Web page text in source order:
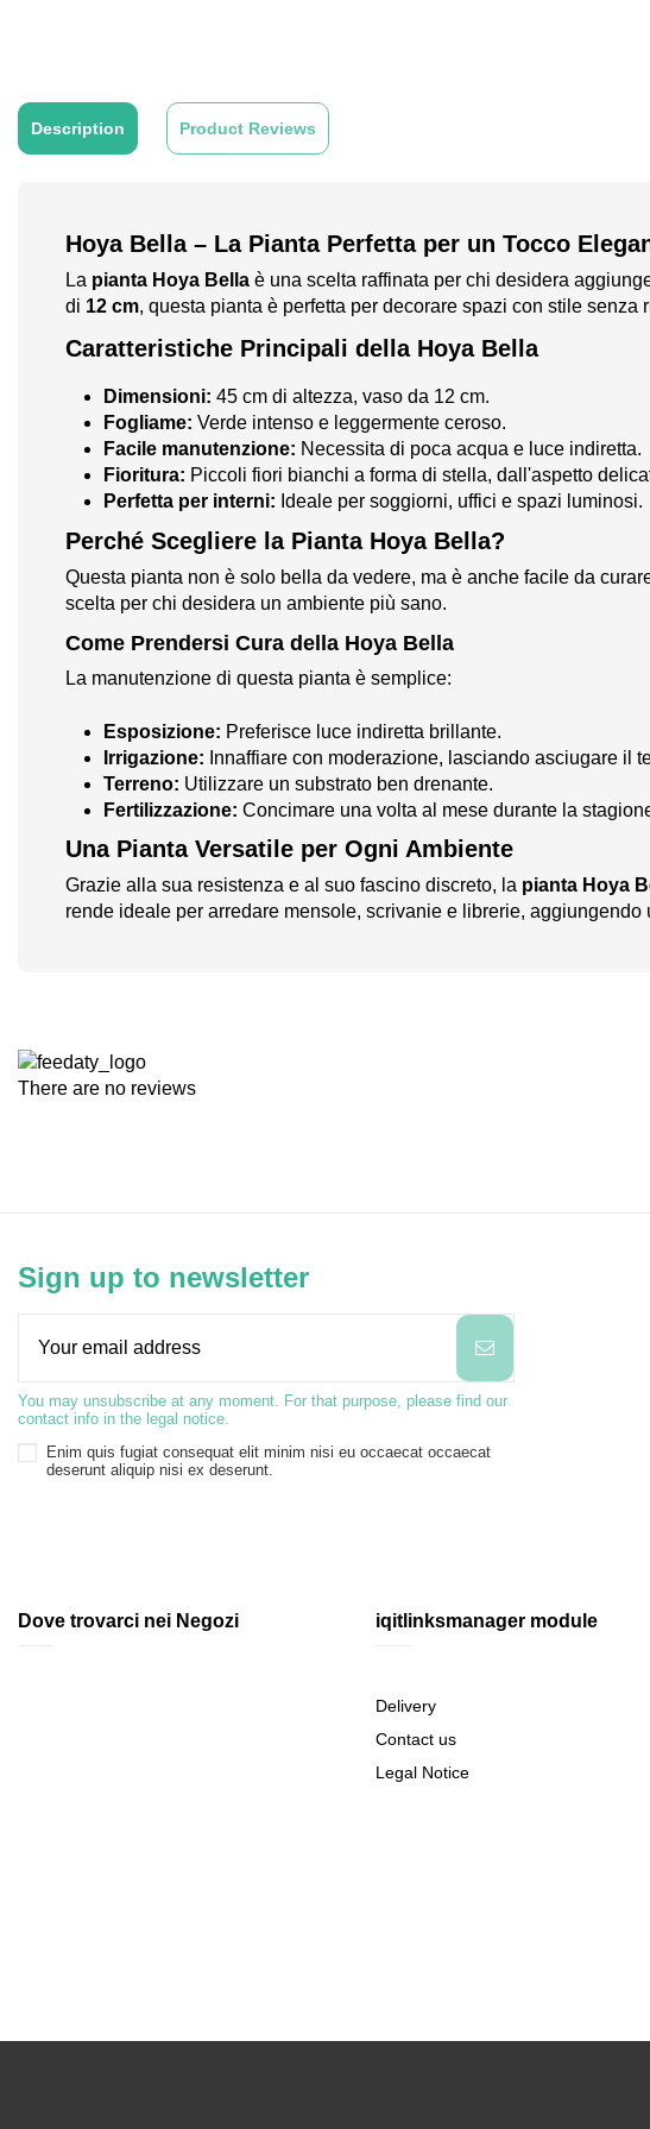
Description Product Reviews
Hoya Bella – La Pianta Perfetta per un Tocco
La pianta Hoya Bella è una scelta raffinata per chi desidera
di 12 cm, questa pianta è perfetta per decorare spazi con stile senza
Caratteristiche Principali della Hoya Bella
Dimensioni: 45 cm di altezza, vaso da 12 cm.
Fogliame: Verde intenso e leggermente ceroso.
Facile manutenzione: Necessita di poca acqua e luce indiretta.
Fioritura: Piccoli fiori bianchi a forma di stella, dall'aspetto
Perfetta per interni: Ideale per soggiorni, uffici e spazi luminosi.
Perché Scegliere la Pianta Hoya Bella?
Questa pianta non è solo bella da vedere, ma è anche facile da
scelta per chi desidera un ambiente più sano.
Come Prendersi Cura della Hoya Bella
La manutenzione di questa pianta è semplice:
Esposizione: Preferisce luce indiretta brillante.
Irrigazione: Innaffiare con moderazione, lasciando asciugare il
Terreno: Utilizzare un substrato ben drenante.
Fertilizzazione: Concimare una volta al mese durante la
Una Pianta Versatile per Ogni Ambiente
Grazie alla sua resistenza e al suo fascino discreto, la pianta Hoya
rende ideale per arredare mensole, scrivanie e librerie,
There are no reviews
Sign up to newsletter
You may unsubscribe at any moment. For that purpose, please find our
contact info in the legal notice.
Enim quis fugiat consequat elit minim nisi eu occaecat occaecat
deserunt aliquip nisi ex deserunt.
Dove trovarci nei Negozi iqitlinksmanager module
Delivery
Contact us
Legal Notice